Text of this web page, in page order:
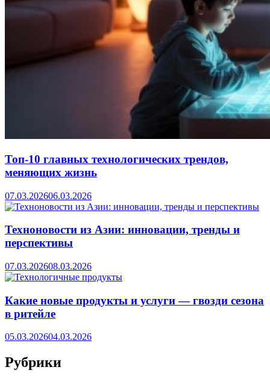
Топ-10 главных технологических трендов,
меняющих жизнь
07.03.202606.03.2026
Техноновости из Азии: инновации, тренды и
перспективы
07.03.202608.03.2026
Какие новые продукты и услуги — гвозди сезона
в ритейле
05.03.202604.03.2026
Рубрики